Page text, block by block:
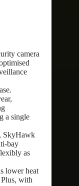
camera
a single
SkyHawk
bay
as
lower heat
with